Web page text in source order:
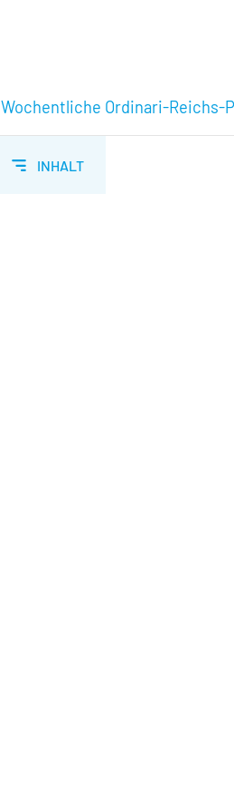
Wochentliche Ordinari-Reichs-
INHALT